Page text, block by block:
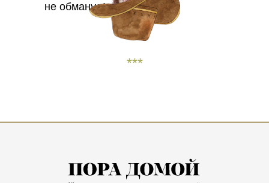
не обманул!
***